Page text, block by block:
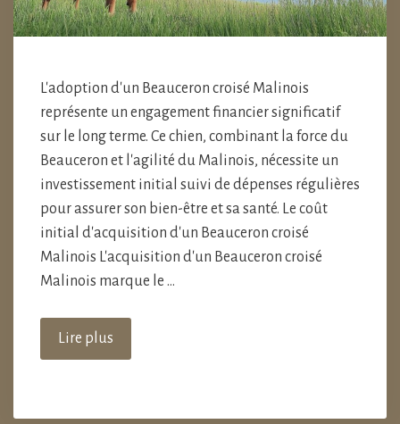
L'adoption d'un Beauceron croisé Malinois
représente un engagement financier significatif
sur le long terme. Ce chien, combinant la force du
Beauceron et l'agilité du Malinois, nécessite un
investissement initial suivi de dépenses régulières
pour assurer son bien-être et sa santé. Le coût
initial d'acquisition d'un Beauceron croisé
Malinois L'acquisition d'un Beauceron croisé
Malinois marque le …
Lire plus